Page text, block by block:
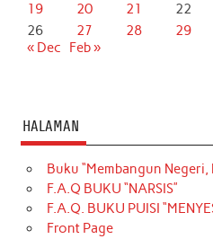
19
20 21 22
26
27 28 29
« Dec
Feb »
HALAMAN
Buku “Membangun
F.A.Q BUKU “NARSIS”
F.A.Q. BUKU PUISI
Front Page